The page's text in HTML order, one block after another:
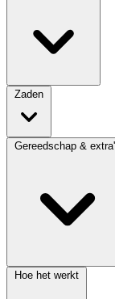
Zaden
Gereedschap &
Hoe het werkt